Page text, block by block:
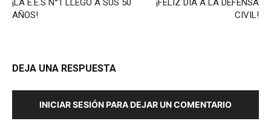
¡LA E.E.S N°1 LLEGÓ A SUS 50
AÑOS!
¡FELÍZ DÍA A LA DEFENSA
CIVIL!
DEJA UNA RESPUESTA
INICIAR SESIÓN PARA DEJAR UN COMENTARIO